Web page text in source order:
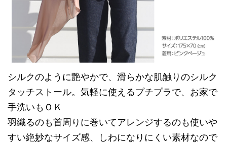
シルクのように艶やかで、滑らかな肌触りのシルク
タッチストール。気軽に使えるプチプラで、お家で
手洗いもＯＫ
羽織るのも首周りに巻いてアレンジするのも使いや
すい絶妙なサイズ感、しわになりにくい素材なので